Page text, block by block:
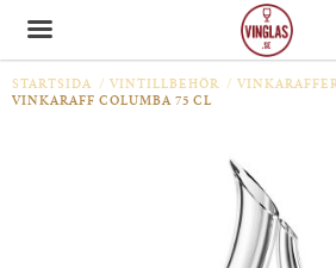
Produkten har blivit tillagd i
STARTSIDA / VINTILLBEHÖR /
VINKARAFF COLUMBA 75 CL